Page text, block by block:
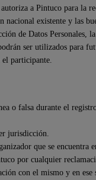
a Pintuco para la
existente y las
de Datos Personales,
podrán ser utilizados para
participante.
o falsa durante el
jurisdicción.
que se encuentra
por cualquier
con el mismo y en ese